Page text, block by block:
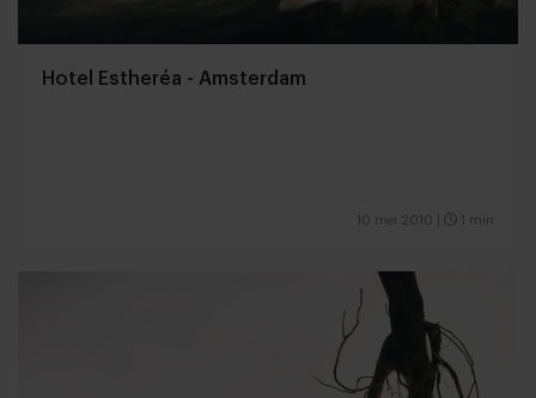
Hotel Estheréa - Amsterdam
10 mei 2010 1 min